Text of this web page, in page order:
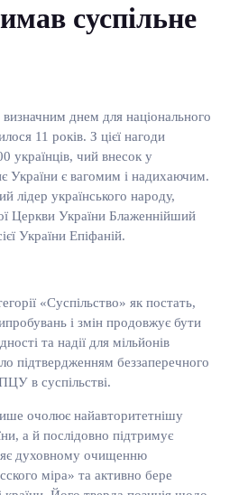
суспільне
днем для національного
11 років. З цієї нагоди
українців, чий внесок у
України є вагомим і надихаючим.
лідер українського народу,
Церкви України Блаженнійший
України Епіфаній.
«Суспільство» як постать,
і змін продовжує бути
та надії для мільйонів
підтвердженням беззаперечного
в суспільстві.
очолює найавторитетнішу
а й послідовно підтримує
духовному очищенню
міра» та активно бере